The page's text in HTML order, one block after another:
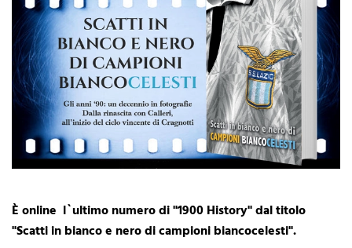
È online l`ultimo numero di "1900 History" dal titolo
"Scatti in bianco e nero di campioni biancocelesti".